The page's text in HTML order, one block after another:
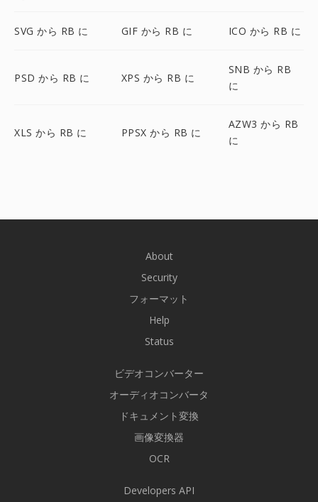
SVG から RB に GIF から RB に ICO から RB に
PSD から RB に XPS から RB に
SNB から RB
に
XLS から RB に PPSX から RB に
AZW3 から RB
に
About
Security
フォーマット
Help
Status
ビデオコンバーター
オーディオコンバータ
ドキュメント変換
画像変換器
OCR
Developers API